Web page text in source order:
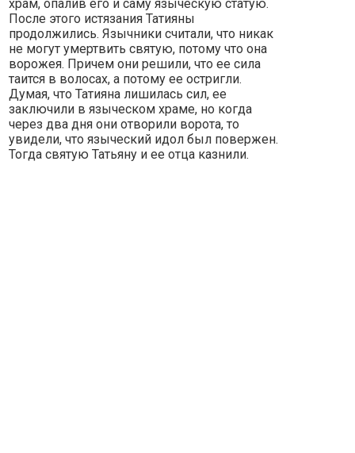
храм, опалив его и саму языческую статую.
После этого истязания Татияны
продолжились. Язычники считали, что никак
не могут умертвить святую, потому что она
ворожея. Причем они решили, что ее сила
таится в волосах, а потому ее остригли.
Думая, что Татияна лишилась сил, ее
заключили в языческом храме, но когда
через два дня они отворили ворота, то
увидели, что языческий идол был повержен.
Тогда святую Татьяну и ее отца казнили.